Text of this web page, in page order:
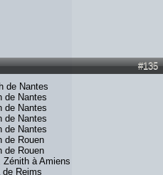
#135
de Nantes
de Nantes
de Nantes
de Nantes
de Nantes
de Rouen
de Rouen
Zénith à Amiens
de Reims